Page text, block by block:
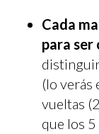
Cada
para ser
(lo verás
vueltas
que los